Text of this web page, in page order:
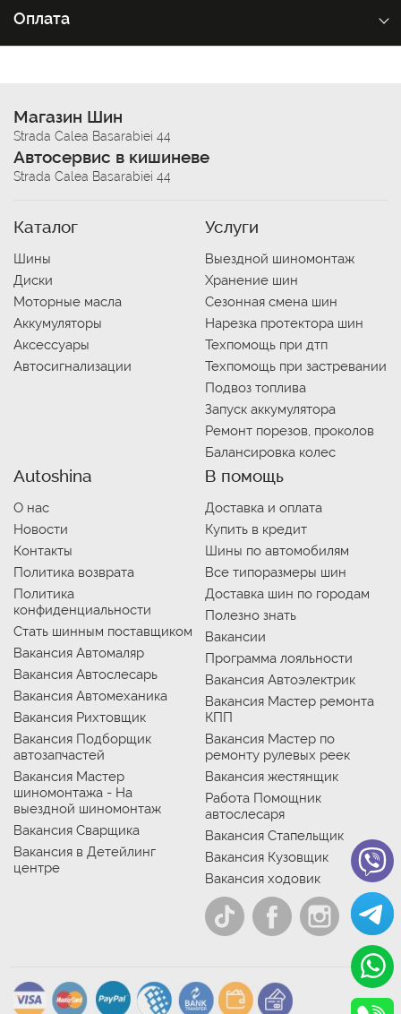
Оплата
Магазин Шин
Strada Calea Basarabiei 44
Автосервис в кишиневе
Strada Calea Basarabiei 44
Каталог
Шины
Диски
Моторные масла
Аккумуляторы
Аксессуары
Автосигнализации
Услуги
Выездной шиномонтаж
Хранение шин
Сезонная смена шин
Нарезка протектора шин
Техпомощь при дтп
Техпомощь при застревании
Подвоз топлива
Запуск аккумулятора
Ремонт порезов, проколов
Балансировка колес
Autoshina
О нас
Новости
Контакты
Политика возврата
Политика
конфиденциальности
Стать шинным поставщиком
Вакансия Автомаляр
Вакансия Автослесарь
Вакансия Автомеханика
Вакансия Рихтовщик
Вакансия Подборщик
автозапчастей
Вакансия Мастер
шиномонтажа - На
выездной шиномонтаж
Вакансия Сварщика
Вакансия в Детейлинг
центре
В помощь
Доставка и оплата
Купить в кредит
Шины по автомобилям
Все типоразмеры шин
Доставка шин по городам
Полезно знать
Вакансии
Программа лояльности
Вакансия Автоэлектрик
Вакансия Мастер ремонта
КПП
Вакансия Мастер по
ремонту рулевых реек
Вакансия жестянщик
Работа Помощник
автослесаря
Вакансия Стапельщик
Вакансия Кузовщик
Вакансия ходовик